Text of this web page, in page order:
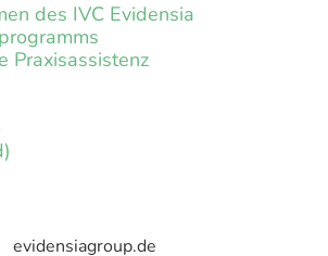
des IVC Evidensia
Praxisassistenz
evidensiagroup.de